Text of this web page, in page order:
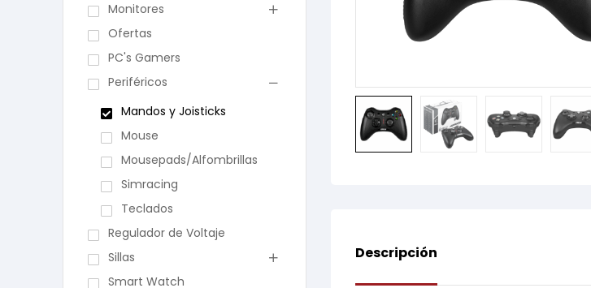
Descripción
Monitores
Ofertas
PC's Gamers
Periféricos
Mandos y Joisticks
Mouse
Mousepads/Alfombrillas
Simracing
Teclados
Regulador de Voltaje
Sillas
Smart Watch